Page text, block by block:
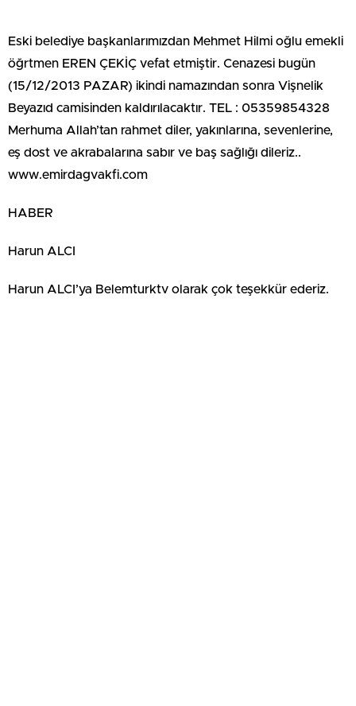
Eski belediye başkanlarımızdan Mehmet Hilmi oğlu emekli
öğrtmen EREN ÇEKİÇ vefat etmiştir. Cenazesi bugün
(15/12/2013 PAZAR) ikindi namazından sonra Vişnelik
Beyazıd camisinden kaldırılacaktır. TEL : 05359854328
Merhuma Allah’tan rahmet diler, yakınlarına, sevenlerine,
eş dost ve akrabalarına sabır ve baş sağlığı dileriz..
www.emirdagvakfi.com
HABER
Harun ALCI
Harun ALCI’ya Belemturktv olarak çok teşekkür ederiz.